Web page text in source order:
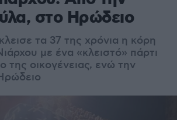
στο Ηρώδειο
τα 37 της χρόνια η κόρη
με ένα «κλειστό» πάρτι
της οικογένειας, ενώ την